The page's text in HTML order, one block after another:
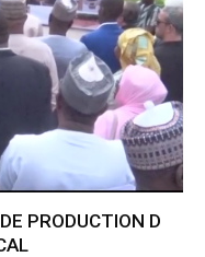
PRODUCTION D